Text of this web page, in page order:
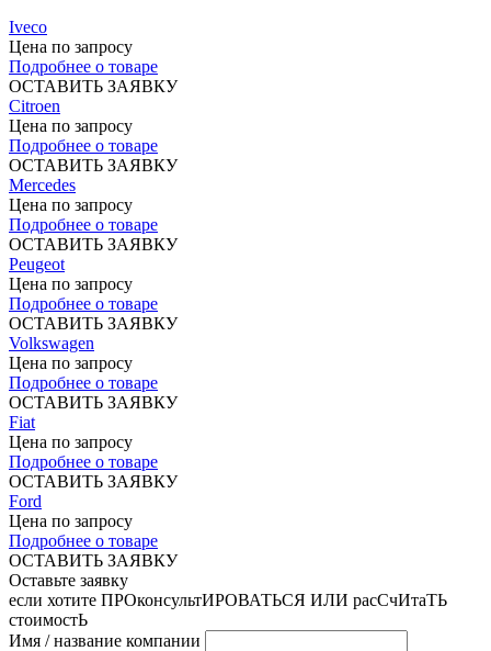
Iveco
Цена по запросу
Подробнее о товаре
ОСТАВИТЬ ЗАЯВКУ
Citroen
Цена по запросу
Подробнее о товаре
ОСТАВИТЬ ЗАЯВКУ
Mercedes
Цена по запросу
Подробнее о товаре
ОСТАВИТЬ ЗАЯВКУ
Peugeot
Цена по запросу
Подробнее о товаре
ОСТАВИТЬ ЗАЯВКУ
Volkswagen
Цена по запросу
Подробнее о товаре
ОСТАВИТЬ ЗАЯВКУ
Fiat
Цена по запросу
Подробнее о товаре
ОСТАВИТЬ ЗАЯВКУ
Ford
Цена по запросу
Подробнее о товаре
ОСТАВИТЬ ЗАЯВКУ
Оставьте заявку
если хотите ПРОконсультИРОВАТЬСЯ ИЛИ расСчИтаТЬ
стоимостЬ
Имя / название компании